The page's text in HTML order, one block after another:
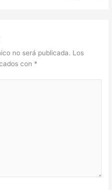
no será publicada. Los
con *